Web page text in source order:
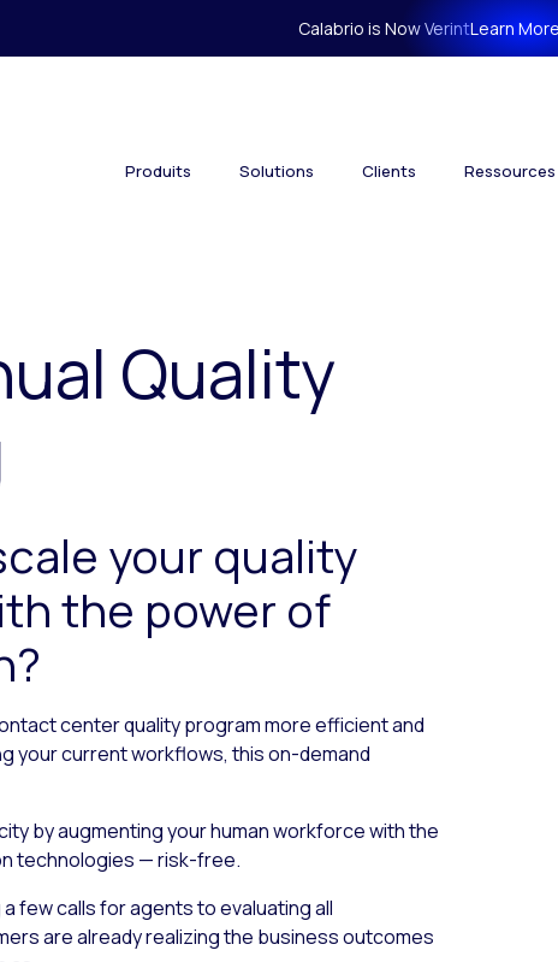
Calabrio is Now VerintLearn More
Produits Solutions Clients Ressources
Quality
your quality
the power of
center quality program more efficient and
your current workflows, this on-demand
by augmenting your human workforce with the
technologies — risk-free.
few calls for agents to evaluating all
are already realizing the business outcomes